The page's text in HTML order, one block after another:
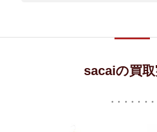
sacaiの買